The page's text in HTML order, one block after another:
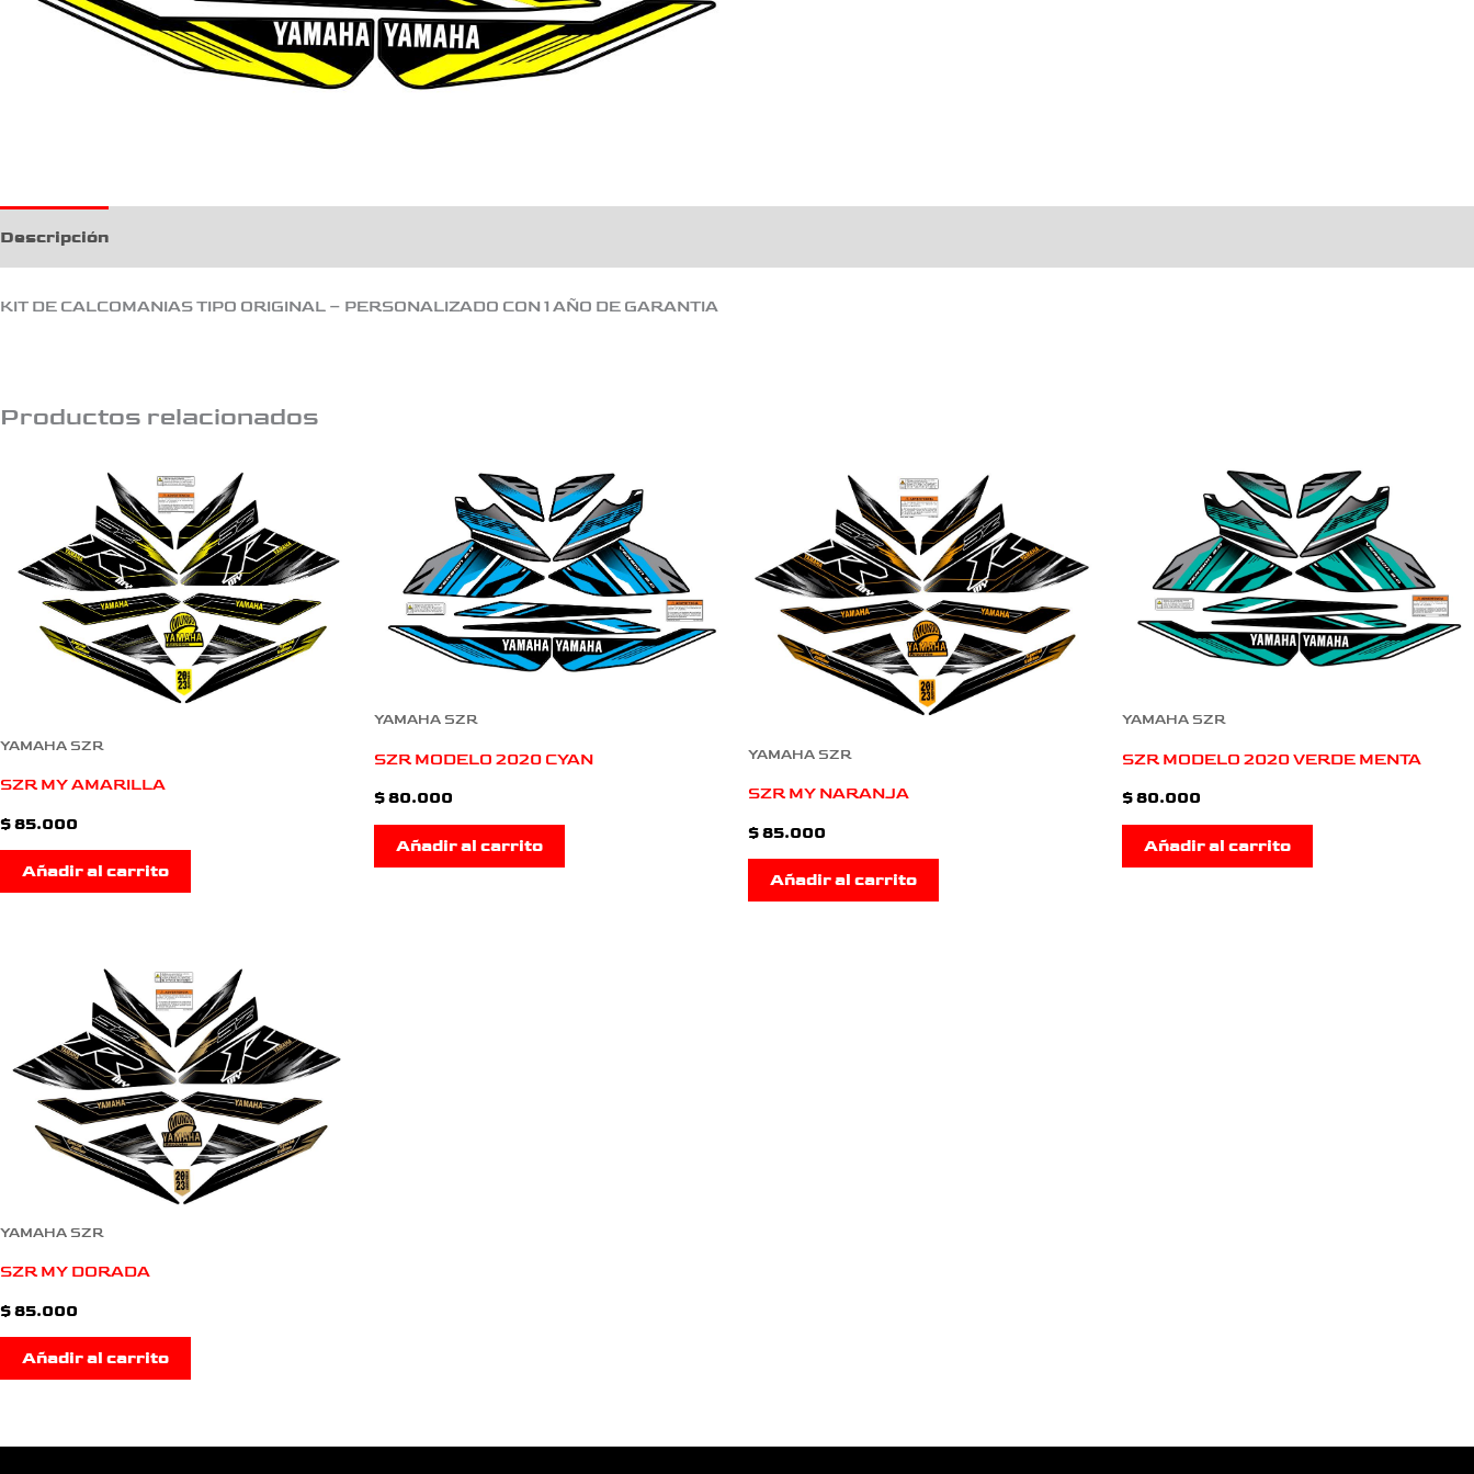
Descripción
KIT DE CALCOMANIAS TIPO ORIGINAL – PERSONALIZADO CON 1 AÑO DE GARANTIA
Productos relacionados
YAMAHA SZR
SZR MY AMARILLA
$85.000
Añadir al carrito
YAMAHA SZR
SZR MODELO 2020 CYAN
$80.000
Añadir al carrito
YAMAHA SZR
SZR MY NARANJA
$85.000
Añadir al carrito
YAMAHA SZR
SZR MODELO 2020 VERDE MENTA
$80.000
Añadir al carrito
YAMAHA SZR
SZR MY DORADA
$85.000
Añadir al carrito